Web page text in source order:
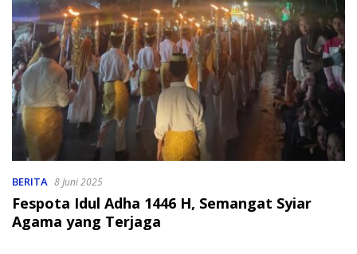
BERITA 8 Juni 2025
Fespota Idul Adha 1446 H, Semangat Syiar
Agama yang Terjaga